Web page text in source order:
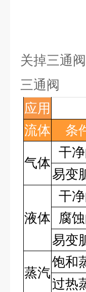
关掉三通
三通阀
应用
流体
条
气体
干
易变
液体
干
腐
易变
蒸汽
饱和
过热